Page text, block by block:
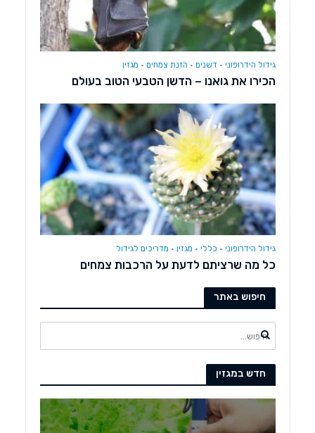
גידול הידרופוני • דשנים • הזנת צמחים • מגזין
הכירו את גואנו – הדשן הטבעי הטוב בעולם
גידול הידרופוני • כללי • מגזין • מדריכים לגידול
כל מה שרציתם לדעת על הרכבות צמחים
חיפוש באתר
חדש במגזין